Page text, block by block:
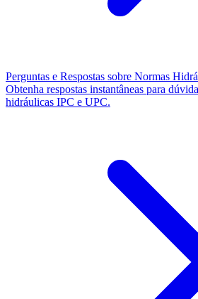
Perguntas e Respostas sobre Normas
Obtenha respostas instantâneas para
hidráulicas IPC e UPC.